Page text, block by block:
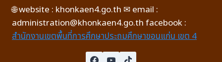
🌐 website : khonkaen4.go.th ✉ email :
administration@khonkaen4.go.th facebook :
สำนักงานเขตพื้นที่การศึกษาประถมศึกษาขอนแก่น เขต 4